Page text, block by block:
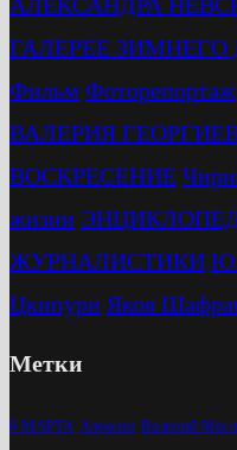
ГАЛЕРЕЕ ЗИМНЕГО
Фильм Фоторепортаж
ВАЛЕРИЯ
ВОСКРЕСЕНИЕ
жизни
ЖУРНАЛИСТИКИ
Цкипури Яков
Метки
8 МАРТА Алексин Валерий